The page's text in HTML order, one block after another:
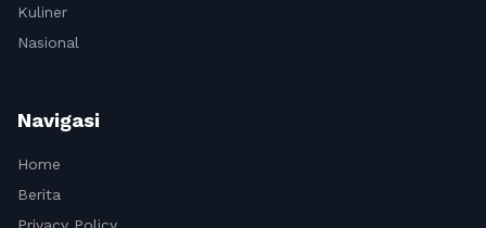
Kuliner
Nasional
Navigasi
Home
Berita